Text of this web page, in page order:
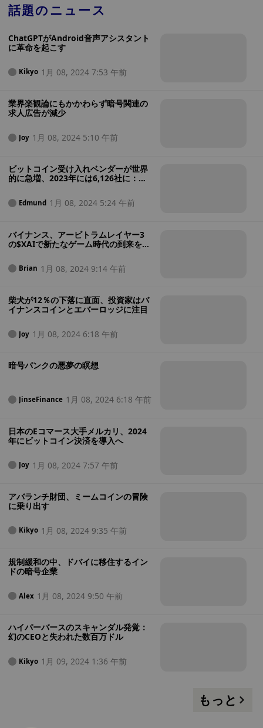
話題のニュース
ChatGPTがAndroid音声アシスタント
に革命を起こす
Kikyo 1月 08, 2024 7:53 午前
業界楽観論にもかかわらず暗号関連の
求人広告が減少
Joy 1月 08, 2024 5:10 午前
ビットコイン受け入れベンダーが世界
的に急増、2023年には6,126社に：
Edmund 1月 08, 2024 5:24 午前
バイナンス、アービトラムレイヤー3
の$XAIで新たなゲーム時代の到来を告
Brian 1月 08, 2024 9:14 午前
柴犬が12％の下落に直面、投資家はバ
イナンスコインとエバーロッジに注目
Joy 1月 08, 2024 6:18 午前
暗号パンクの悪夢の瞑想
JinseFinance 1月 08, 2024 6:18 午前
日本のEコマース大手メルカリ、2024
年にビットコイン決済を導入へ
Joy 1月 08, 2024 7:57 午前
アバランチ財団、ミームコインの冒険
に乗り出す
Kikyo 1月 08, 2024 9:35 午前
規制緩和の中、ドバイに移住するイン
ドの暗号企業
Alex 1月 08, 2024 9:50 午前
ハイパーバースのスキャンダル発覚：
幻のCEOと失われた数百万ドル
Kikyo 1月 09, 2024 1:36 午前
もっと